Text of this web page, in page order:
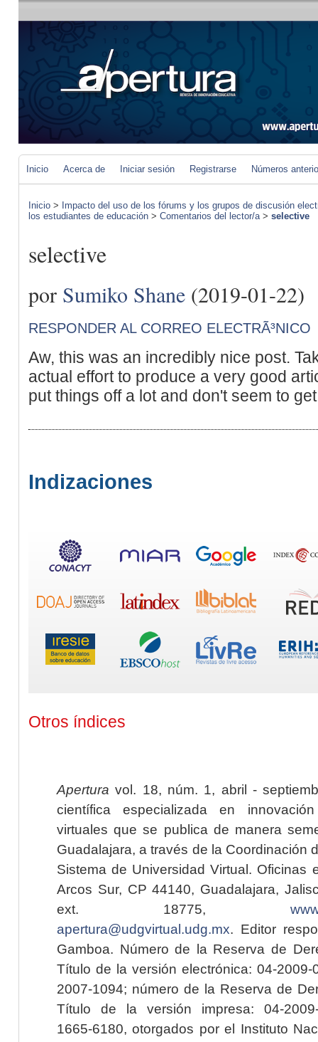
Inicio Acerca de Iniciar sesión Registrarse Números
Inicio > Impacto del uso de los fórums y los grupos de discusión
los estudiantes de educación > Comentarios del lector/a> selective
selective
por Sumiko Shane (2019-01-22)
RESPONDER AL CORREO ELECTRÃ³NICO
Aw, this was an incredibly nice post.
actual effort to produce a very good
put things off a lot and don't seem to
Indizaciones
Otros índices
Apertura vol. 18, núm. 1, abril -
científica especializada en
virtuales que se publica de manera
Guadalajara, a través de la Coordinación
Sistema de Universidad Virtual. Oficinas
Arcos Sur, CP 44140, Guadalajara,
ext. 18775,
apertura@udgvirtual.udg.mx. Editor
Gamboa. Número de la Reserva de
Título de la versión electrónica: 04-2009-
2007-1094; número de la Reserva de
Título de la versión impresa: 04-2009-
1665-6180, otorgados por el Instituto